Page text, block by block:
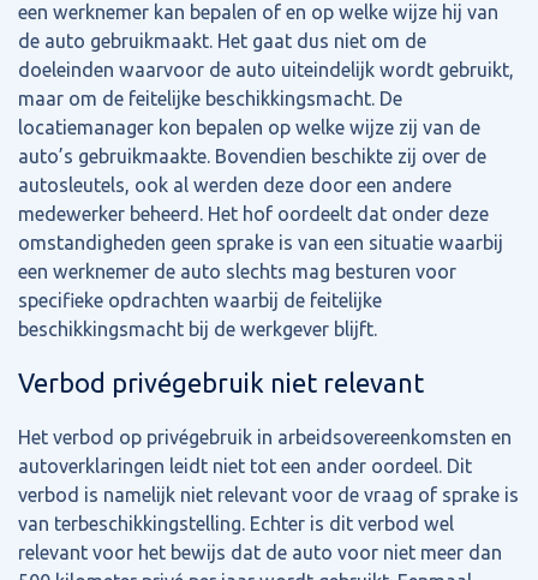
een werknemer kan bepalen of en op welke wijze hij van
de auto gebruikmaakt. Het gaat dus niet om de
doeleinden waarvoor de auto uiteindelijk wordt gebruikt,
maar om de feitelijke beschikkingsmacht. De
locatiemanager kon bepalen op welke wijze zij van de
auto’s gebruikmaakte. Bovendien beschikte zij over de
autosleutels, ook al werden deze door een andere
medewerker beheerd. Het hof oordeelt dat onder deze
omstandigheden geen sprake is van een situatie waarbij
een werknemer de auto slechts mag besturen voor
specifieke opdrachten waarbij de feitelijke
beschikkingsmacht bij de werkgever blijft.
Verbod privégebruik niet relevant
Het verbod op privégebruik in arbeidsovereenkomsten en
autoverklaringen leidt niet tot een ander oordeel. Dit
verbod is namelijk niet relevant voor de vraag of sprake is
van terbeschikkingstelling. Echter is dit verbod wel
relevant voor het bewijs dat de auto voor niet meer dan